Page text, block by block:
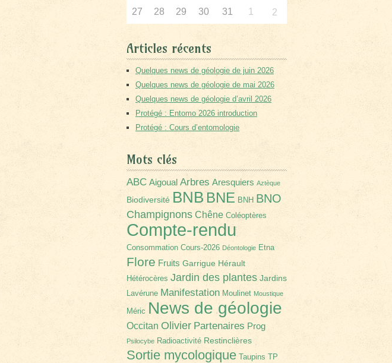
27 28 29 30 31 1 2
Articles récents
Quelques news de géologie de juin 2026
Quelques news de géologie de mai 2026
Quelques news de géologie d’avril 2026
Protégé : Entomo 2026 introduction
Protégé : Cours d’entomologie
Mots clés
ABC Aigoual Arbres Aresquiers Aztèque
Biodiversité BNB BNE BNH BNO
Champignons Chêne Coléoptères
Compte-rendu
Consommation Cours-2026 Déontologie Etna
Flore Fruits Garrigue Hérault
Hétérocères Jardin des plantes Jardins
Lavérune Manifestation Moulinet Moustique
Méric News de géologie
Occitan Olivier Partenaires Prog
Psilocybe Radioactivité Restinclières
Sortie mycologique Taupins TP